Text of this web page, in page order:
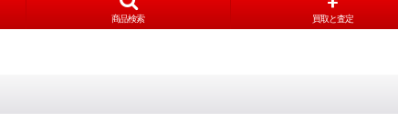
商品検索 買取と査定